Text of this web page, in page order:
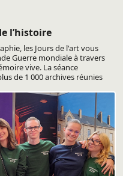
l’histoire
les Jours de l'art vous
Guerre mondiale à travers
vive. La séance
de 1 000 archives réunies